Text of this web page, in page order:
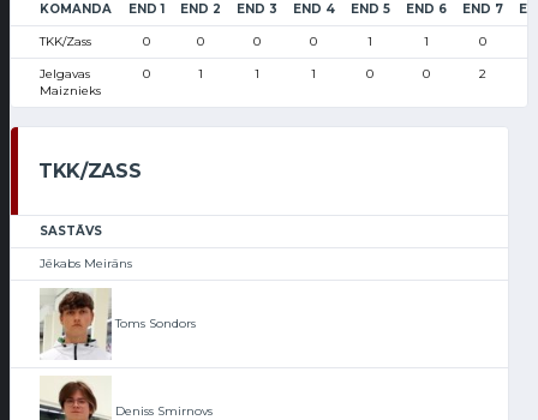
KOMANDA END 1 END 2 END 3 END 4 END 5 END 6 END 7
TKK/Zass 0 0 0 0 1 1 0
Jelgavas
Maiznieks
0 1 1 1 0 0 2
TKK/ZASS
SASTĀVS
Jēkabs Meirāns
Toms Sondors
Deniss Smirnovs